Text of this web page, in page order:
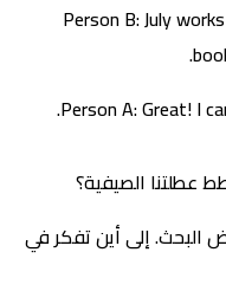
Person B: July
Person A: Great! I
الصيفية؟
البحث. إلى أين تفكر في